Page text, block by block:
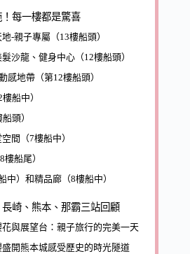
每一樓都是驚喜
地-親子專屬（13樓船頭）
髮沙龍、健身中心（12樓船頭）
感地帶（第12樓船頭）
船中）
頭）
間（7樓船中）
樓船尾）
中）和精品廊（8樓船中）
崎、熊本、那霸三站回顧
與展望台：親子旅行的完美一天
開熊本城感受歷史的時光隧道